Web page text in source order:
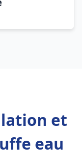
et
eau